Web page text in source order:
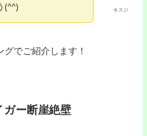
キスジ
(^^)
でご紹介します！
ガー断崖絶壁